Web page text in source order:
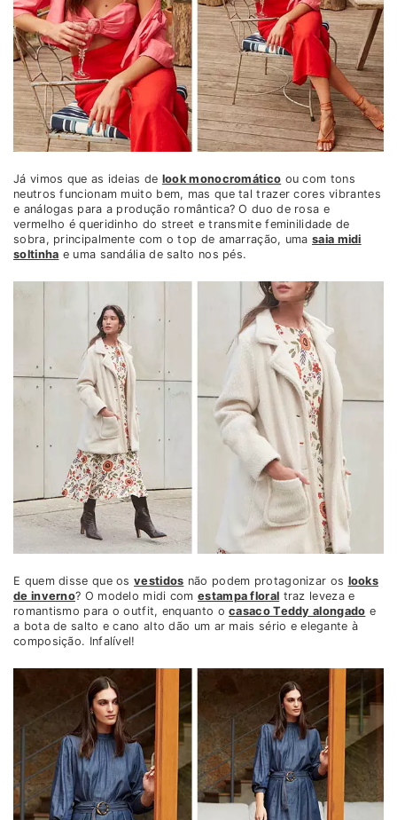
Já vimos que as ideias de look monocromático ou com tons
neutros funcionam muito bem, mas que tal trazer cores vibrantes
e análogas para a produção romântica? O duo de rosa e
vermelho é queridinho do street e transmite feminilidade de
sobra, principalmente com o top de amarração, uma saia midi
soltinha e uma sandália de salto nos pés.
E quem disse que os vestidos não podem protagonizar os looks
de inverno? O modelo midi com estampa floral traz leveza e
romantismo para o outfit, enquanto ocasaco Teddy alongado e
a bota de salto e cano alto dão um ar mais sério e elegante à
composição. Infalível!